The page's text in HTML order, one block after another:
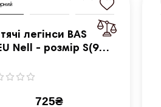
легінси BAS
Nell - розмір S(98-
725₴